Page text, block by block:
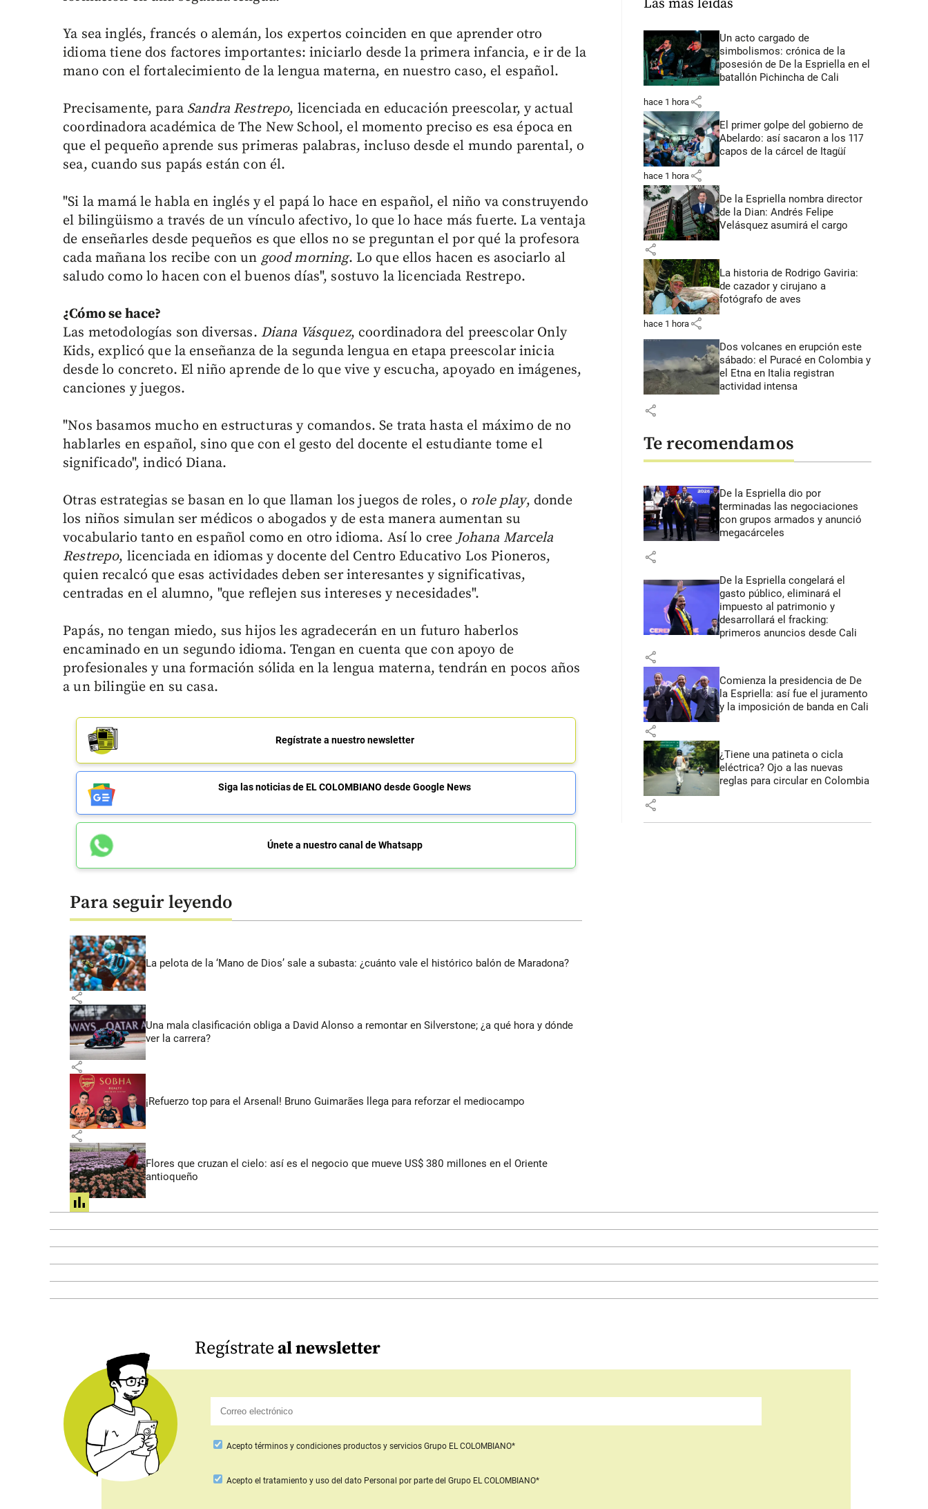
Ya sea inglés, francés o alemán, los expertos coinciden en que aprender otro
idioma tiene dos factores importantes: iniciarlo desde la primera infancia, e ir de la
mano con el fortalecimiento de la lengua materna, en nuestro caso, el español.
Precisamente, para Sandra Restrepo, licenciada en educación preescolar, y actual
coordinadora académica de The New School, el momento preciso es esa época en
que el pequeño aprende sus primeras palabras, incluso desde el mundo parental, o
sea, cuando sus papás están con él.
"Si la mamá le habla en inglés y el papá lo hace en español, el niño va construyendo
el bilingüismo a través de un vínculo afectivo, lo que lo hace más fuerte. La ventaja
de enseñarles desde pequeños es que ellos no se preguntan el por qué la profesora
cada mañana los recibe con un good morning. Lo que ellos hacen es asociarlo al
saludo como lo hacen con el buenos días", sostuvo la licenciada Restrepo.
¿Cómo se hace?
Las metodologías son diversas. Diana Vásquez, coordinadora del preescolar Only
Kids, explicó que la enseñanza de la segunda lengua en etapa preescolar inicia
desde lo concreto. El niño aprende de lo que vive y escucha, apoyado en imágenes,
canciones y juegos.
"Nos basamos mucho en estructuras y comandos. Se trata hasta el máximo de no
hablarles en español, sino que con el gesto del docente el estudiante tome el
significado", indicó Diana.
Otras estrategias se basan en lo que llaman los juegos de roles, o role play, donde
los niños simulan ser médicos o abogados y de esta manera aumentan su
vocabulario tanto en español como en otro idioma. Así lo creeJohana Marcela
Restrepo, licenciada en idiomas y docente del Centro Educativo Los Pioneros,
quien recalcó que esas actividades deben ser interesantes y significativas,
centradas en el alumno, "que reflejen sus intereses y necesidades".
Papás, no tengan miedo, sus hijos les agradecerán en un futuro haberlos
encaminado en un segundo idioma. Tengan en cuenta que con apoyo de
profesionales y una formación sólida en la lengua materna, tendrán en pocos años
a un bilingüe en su casa.
Regístrate a nuestro newsletter
Siga las noticias de EL COLOMBIANO desde Google News
Únete a nuestro canal de Whatsapp
Para seguir leyendo
La pelota de la ‘Mano de Dios’ sale a subasta: ¿cuánto vale el histórico balón de Maradona?
share
Una mala clasificación obliga a David Alonso a remontar en Silverstone; ¿a qué hora y dónde
ver la carrera?
share
¡Refuerzo top para el Arsenal! Bruno Guimarães llega para reforzar el mediocampo
share
Flores que cruzan el cielo: así es el negocio que mueve US$ 380 millones en el Oriente
antioqueño
share
Las más leídas
Un acto cargado de
simbolismos: crónica de la
posesión de De la Espriella en el
batallón Pichincha de Cali
hace 1 hora share
El primer golpe del gobierno de
Abelardo: así sacaron a los 117
capos de la cárcel de Itagüí
hace 1 hora share
De la Espriella nombra director
de la Dian: Andrés Felipe
Velásquez asumirá el cargo
share
La historia de Rodrigo Gaviria:
de cazador y cirujano a
fotógrafo de aves
hace 1 hora share
Dos volcanes en erupción este
sábado: el Puracé en Colombia y
el Etna en Italia registran
actividad intensa
share
Te recomendamos
De la Espriella dio por
terminadas las negociaciones
con grupos armados y anunció
megacárceles
share
De la Espriella congelará el
gasto público, eliminará el
impuesto al patrimonio y
desarrollará el fracking:
primeros anuncios desde Cali
share
Comienza la presidencia de De
la Espriella: así fue el juramento
y la imposición de banda en Cali
share
¿Tiene una patineta o cicla
eléctrica? Ojo a las nuevas
reglas para circular en Colombia
share
Regístrateal newsletter
Acepto términos y condiciones productos y servicios Grupo EL COLOMBIANO*
Aceptoel tratamiento y uso del dato Personal por parte del Grupo EL COLOMBIANO*